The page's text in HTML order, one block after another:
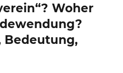
Woher